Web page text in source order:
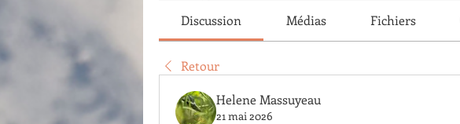
Discussion Médias Fichiers
Retour
Helene Massuyeau
21 mai 2026